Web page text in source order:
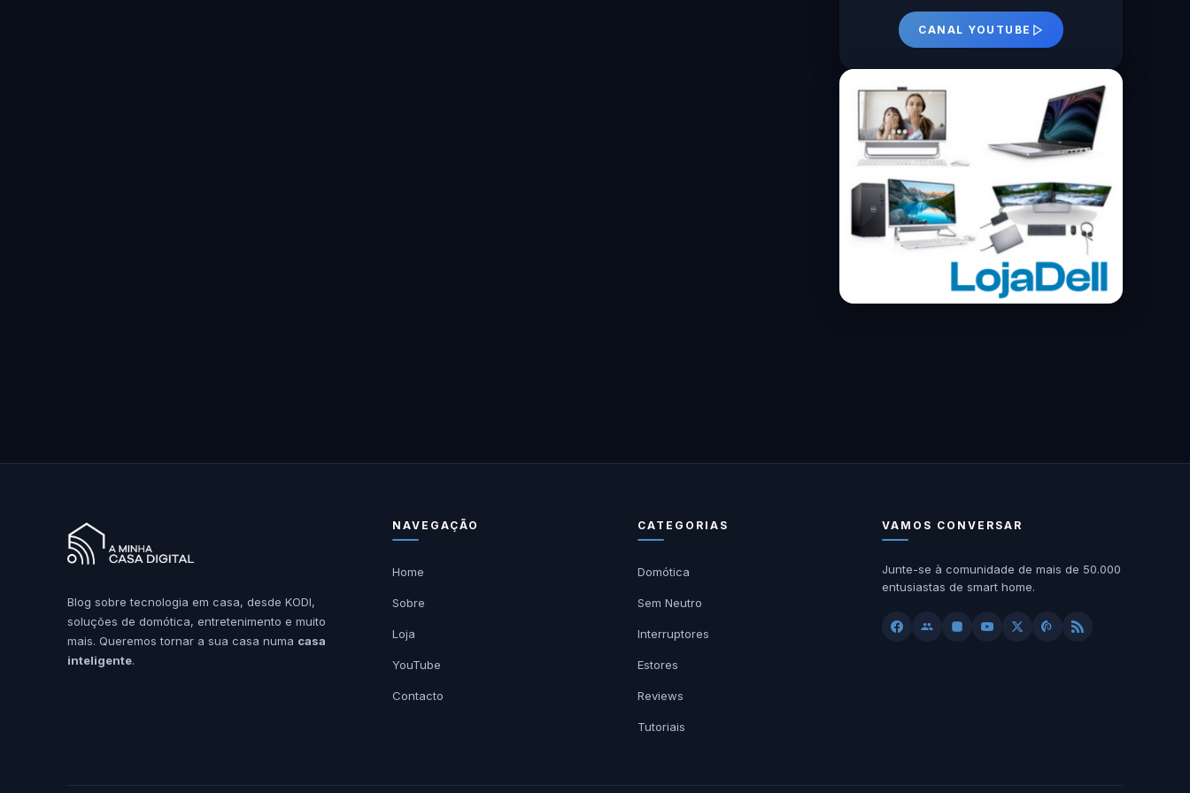
CANAL YOUTUBE
Blog sobre tecnologia em casa, desde KODI,
soluções de domótica, entretenimento e muito
mais. Queremos tornar a sua casa numa casa
inteligente.
NAVEGAÇÃO
Home
Sobre
Loja
YouTube
Contacto
CATEGORIAS
Domótica
Sem Neutro
Interruptores
Estores
Reviews
Tutoriais
VAMOS CONVERSAR
Junte-se à comunidade de mais de 50.000
entusiastas de smart home.